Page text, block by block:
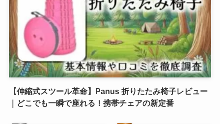
【伸縮式スツール革命】Panus 折りたたみ椅子レビュー
｜どこでも一瞬で座れる！携帯チェアの新定番